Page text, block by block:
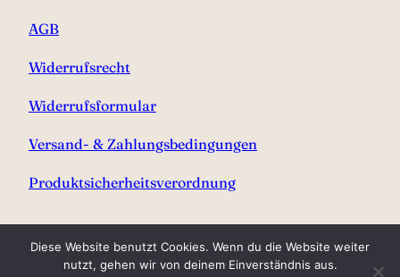
AGB
Widerrufsrecht
Widerrufsformular
Versand- & Zahlungsbedingungen
Produktsicherheitsverordnung
Diese Website benutzt Cookies. Wenn du die Website weiter
nutzt, gehen wir von deinem Einverständnis aus.